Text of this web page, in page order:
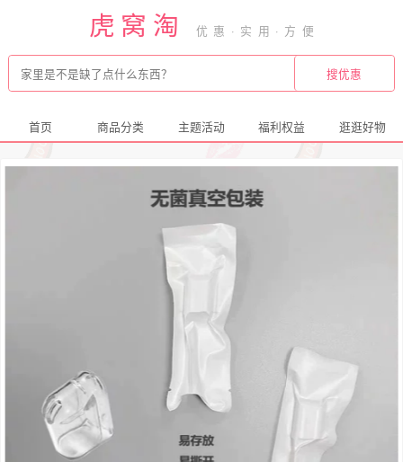
虎窝淘
首页 商品分类 主题活动 福利权益 逛逛好物